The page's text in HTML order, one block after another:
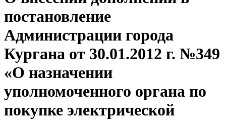
постановление
Администрации города
Кургана от 30.01.2012 г. №349
«О назначении
уполномоченного органа по
покупке электрической